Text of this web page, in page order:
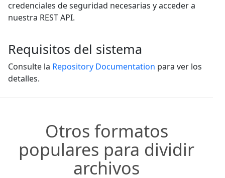
credenciales de seguridad necesarias y acceder a
nuestra REST API.
Requisitos del sistema
Consulte la Repository Documentation para ver los
detalles.
Otros formatos
populares para dividir
archivos